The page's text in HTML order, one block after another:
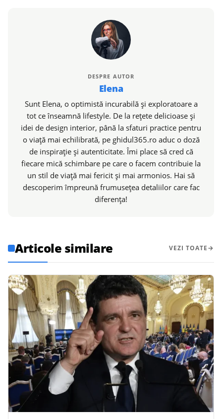
DESPRE AUTOR
Elena
Sunt Elena, o optimistă incurabilă și exploratoare a
tot ce înseamnă lifestyle. De la rețete delicioase și
idei de design interior, până la sfaturi practice pentru
o viață mai echilibrată, pe ghidul365.ro aduc o doză
de inspirație și autenticitate. Îmi place să cred că
fiecare mică schimbare pe care o facem contribuie la
un stil de viață mai fericit și mai armonios. Hai să
descoperim împreună frumusețea detaliilor care fac
diferența!
Articole similare VEZI TOATE